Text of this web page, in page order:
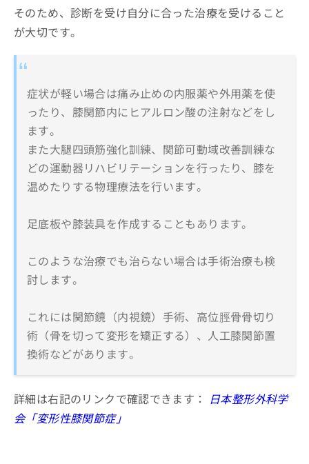
そのため、診断を受け自分に合った治療を受けること
が大切です。
症状が軽い場合は痛み止めの内服薬や外用薬を使
ったり、膝関節内にヒアルロン酸の注射などをし
ます。
また大腿四頭筋強化訓練、関節可動域改善訓練な
どの運動器リハビリテーションを行ったり、膝を
温めたりする物理療法を行います。
足底板や膝装具を作成することもあります。
このような治療でも治らない場合は手術治療も検
討します。
これには関節鏡（内視鏡）手術、高位脛骨骨切り
術（骨を切って変形を矯正する）、人工膝関節置
換術などがあります。
詳細は右記のリンクで確認できます：
日本整形外科学
会「変形性膝関節症」